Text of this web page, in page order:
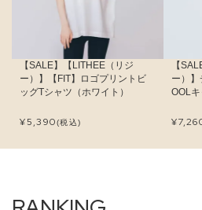
【SALE】【LITHEE（リジ
ー）】【FIT】ロゴプリントビ
ッグTシャツ（ホワイト）
¥5,390(税込)
【
ー）
OOLキ
¥